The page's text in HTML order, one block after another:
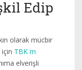
Edip
olarak mücbir
TBK m
elverişli